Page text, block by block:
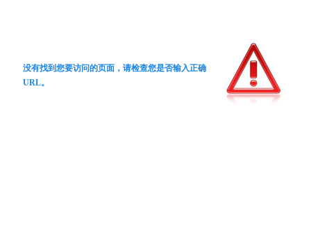
没有找到您要访问的页面，请检查您是否输入正确
URL。